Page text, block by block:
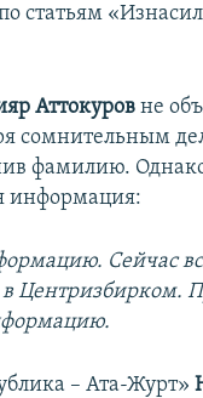
статьям
Аттокуров не
сомнительным
фамилию.
информация:
Сейчас
Центризбирком.
– Ата-Журт»